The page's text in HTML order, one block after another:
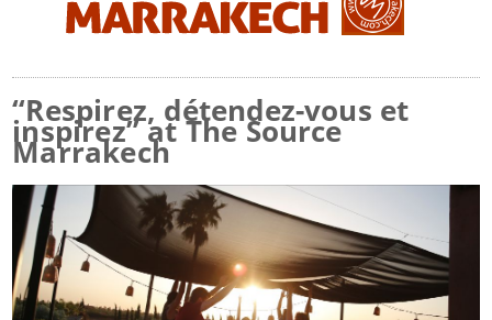
“Respirez, détendez-vous et
inspirez” at The Source
Marrakech